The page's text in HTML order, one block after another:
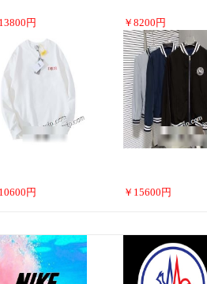
13800 円 ￥ 8200 円
10600 円 ￥ 15600 円